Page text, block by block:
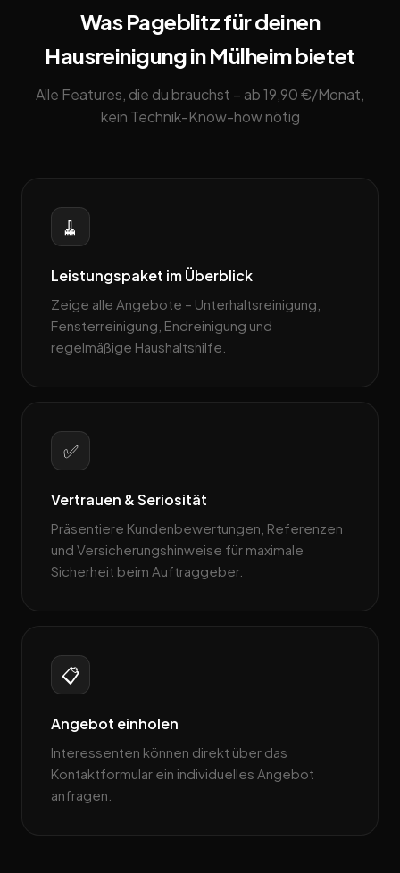
Was Pageblitz für deinen
Hausreinigung in Mülheim bietet
Alle Features, die du brauchst – ab 19,90 €/Monat,
kein Technik-Know-how nötig
🧹
Leistungspaket im Überblick
Zeige alle Angebote – Unterhaltsreinigung,
Fensterreinigung, Endreinigung und
regelmäßige Haushaltshilfe.
✅
Vertrauen & Seriosität
Präsentiere Kundenbewertungen, Referenzen
und Versicherungshinweise für maximale
Sicherheit beim Auftraggeber.
📋
Angebot einholen
Interessenten können direkt über das
Kontaktformular ein individuelles Angebot
anfragen.